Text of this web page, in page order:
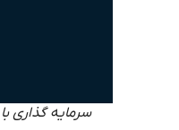
سرمایه گذاری با سود 40%